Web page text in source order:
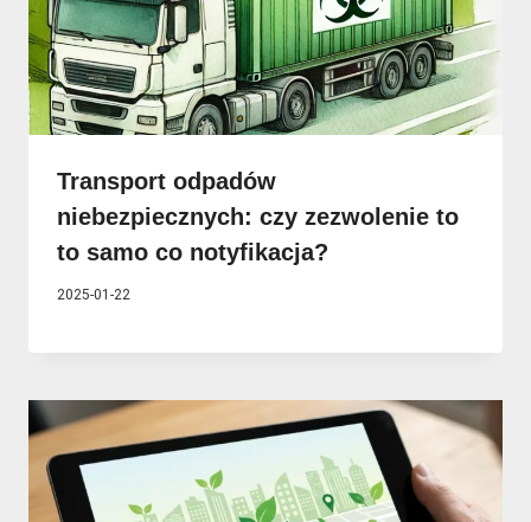
Transport odpadów
niebezpiecznych: czy zezwolenie to
to samo co notyfikacja?
2025-01-22